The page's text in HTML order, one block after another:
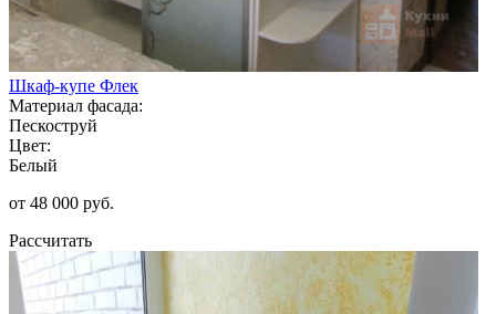
Шкаф-купе Флек
Материал фасада:
Пескоструй
Цвет:
Белый
от 48 000 руб.
Рассчитать